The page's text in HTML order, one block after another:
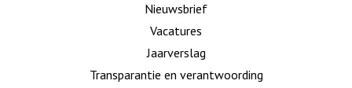
Nieuwsbrief
Vacatures
Jaarverslag
Transparantie en verantwoording